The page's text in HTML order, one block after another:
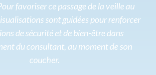
favoriser ce passage de la veille au
sont guidées pour renforcer
de sécurité et de bien-être dans
du consultant, au moment de son
coucher.